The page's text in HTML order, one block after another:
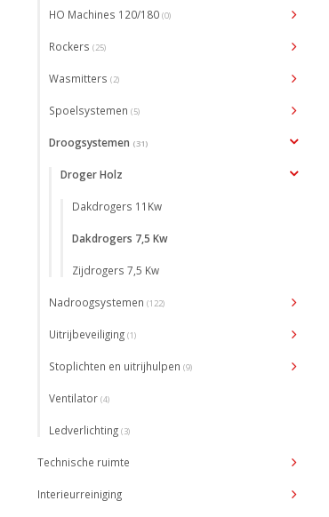
HO Machines 120/180 (0)
Rockers (25)
Wasmitters (2)
Spoelsystemen (5)
Droogsystemen (31)
Droger Holz
Dakdrogers 11Kw
Dakdrogers 7,5 Kw
Zijdrogers 7,5 Kw
Nadroogsystemen (122)
Uitrijbeveiliging (1)
Stoplichten en uitrijhulpen (9)
Ventilator (4)
Ledverlichting (3)
Technische ruimte
Interieurreiniging